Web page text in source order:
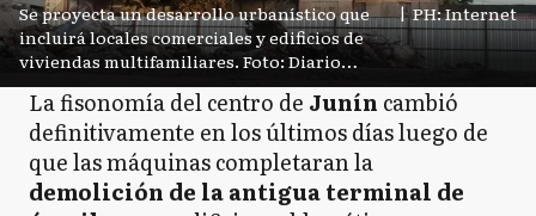
Se proyecta un desarrollo urbanístico que
incluirá locales comerciales y edificios de
viviendas multifamiliares. Foto: Diario
Democracia.
| PH: Internet
La fisonomía del centro de Junín cambió
definitivamente en los últimos días luego de
que las máquinas completaran la
demolición de la antigua terminal de